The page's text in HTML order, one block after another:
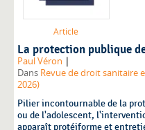
Article
La protection publique
Paul Véron |
Dans Revue de droit sanitaire
2026)
Pilier incontournable de la
ou de l'adolescent,
apparaît protéiforme et